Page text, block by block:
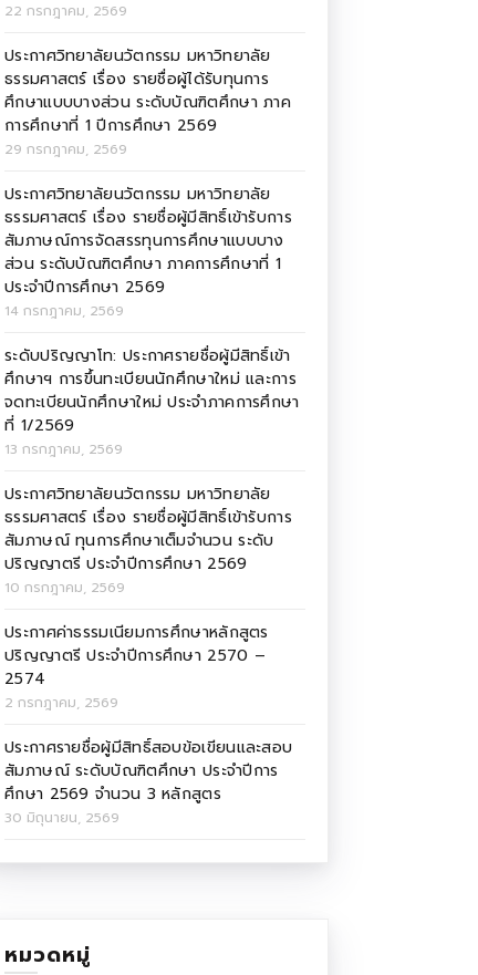
22 กรกฎาคม, 2569
ประกาศวิทยาลัยนวัตกรรม มหาวิทยาลัย
ธรรมศาสตร์ เรื่อง รายชื่อผู้ได้รับทุนการ
ศึกษาแบบบางส่วน ระดับบัณฑิตศึกษา ภาค
การศึกษาที่ 1 ปีการศึกษา 2569
29 กรกฎาคม, 2569
ประกาศวิทยาลัยนวัตกรรม มหาวิทยาลัย
ธรรมศาสตร์ เรื่อง รายชื่อผู้มีสิทธิ์เข้ารับการ
สัมภาษณ์การจัดสรรทุนการศึกษาแบบบาง
ส่วน ระดับบัณฑิตศึกษา ภาคการศึกษาที่ 1
ประจำปีการศึกษา 2569
14 กรกฎาคม, 2569
ระดับปริญญาโท: ประกาศรายชื่อผู้มีสิทธิ์เข้า
ศึกษาฯ การขึ้นทะเบียนนักศึกษาใหม่ และการ
จดทะเบียนนักศึกษาใหม่ ประจำภาคการศึกษา
ที่ 1/2569
13 กรกฎาคม, 2569
ประกาศวิทยาลัยนวัตกรรม มหาวิทยาลัย
ธรรมศาสตร์ เรื่อง รายชื่อผู้มีสิทธิ์เข้ารับการ
สัมภาษณ์ ทุนการศึกษาเต็มจำนวน ระดับ
ปริญญาตรี ประจำปีการศึกษา 2569
10 กรกฎาคม, 2569
ประกาศค่าธรรมเนียมการศึกษาหลักสูตร
ปริญญาตรี ประจำปีการศึกษา 2570 –
2574
2 กรกฎาคม, 2569
ประกาศรายชื่อผู้มีสิทธิ์สอบข้อเขียนและสอบ
สัมภาษณ์ ระดับบัณฑิตศึกษา ประจำปีการ
ศึกษา 2569 จำนวน 3 หลักสูตร
30 มิถุนายน, 2569
หมวดหมู่